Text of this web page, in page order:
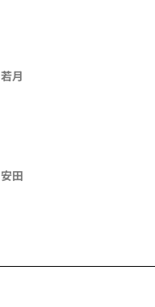
若月
安田